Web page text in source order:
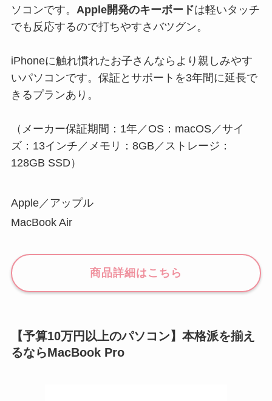
ソコンです。 Apple開発のキーボードは軽いタッチ
でも反応するので打ちやすさバツグン。
iPhoneに触れ慣れたお子さんならより親しみやす
いパソコンです。保証とサポートを3年間に延長で
きるプランあり。
（メーカー保証期間：1年／OS：macOS／サイ
ズ：13インチ／メモリ：8GB／ストレージ：
128GB SSD）
Apple／アップル
MacBook Air
商品詳細はこちら
【予算10万円以上のパソコン】本格派を揃え
るならMacBook Pro